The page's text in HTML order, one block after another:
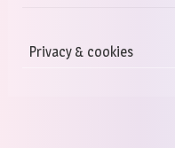
Privacy & cookies